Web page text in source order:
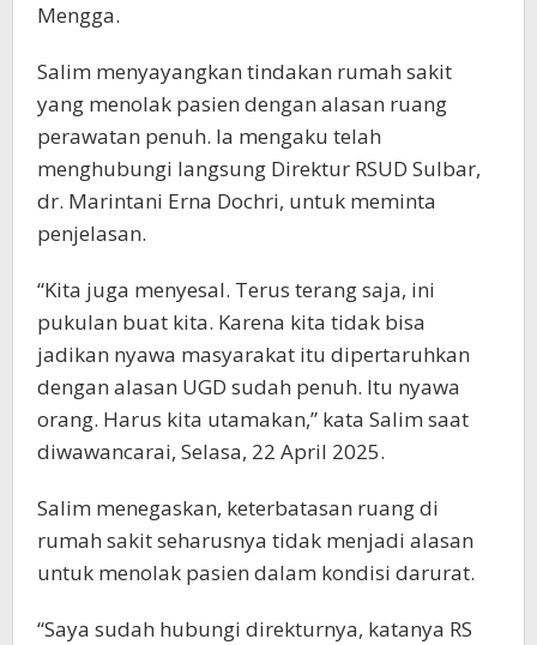
Mengga.
Salim menyayangkan tindakan rumah sakit
yang menolak pasien dengan alasan ruang
perawatan penuh. Ia mengaku telah
menghubungi langsung Direktur RSUD Sulbar,
dr. Marintani Erna Dochri, untuk meminta
penjelasan.
“Kita juga menyesal. Terus terang saja, ini
pukulan buat kita. Karena kita tidak bisa
jadikan nyawa masyarakat itu dipertaruhkan
dengan alasan UGD sudah penuh. Itu nyawa
orang. Harus kita utamakan,” kata Salim saat
diwawancarai, Selasa, 22 April 2025.
Salim menegaskan, keterbatasan ruang di
rumah sakit seharusnya tidak menjadi alasan
untuk menolak pasien dalam kondisi darurat.
“Saya sudah hubungi direkturnya, katanya RS